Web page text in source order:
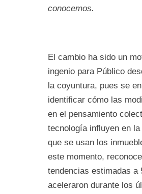
conocemos.
El cambio ha sido un
ingenio para Público
la coyuntura, pues se
identificar cómo las
en el pensamiento
tecnología influyen en
que se usan los
este momento,
tendencias estimadas a
aceleraron durante los